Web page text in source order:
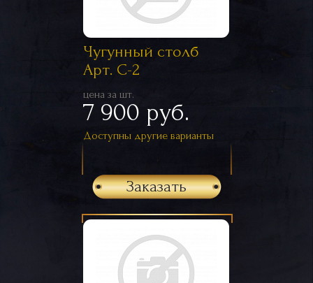
Чугунный столб
Арт. С-2
цена за шт.
7 900 руб.
Доступны другие варианты
Заказать